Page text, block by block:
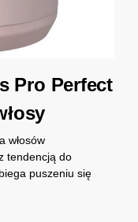
Pro Perfect
włosów
tendencją do
puszeniu się